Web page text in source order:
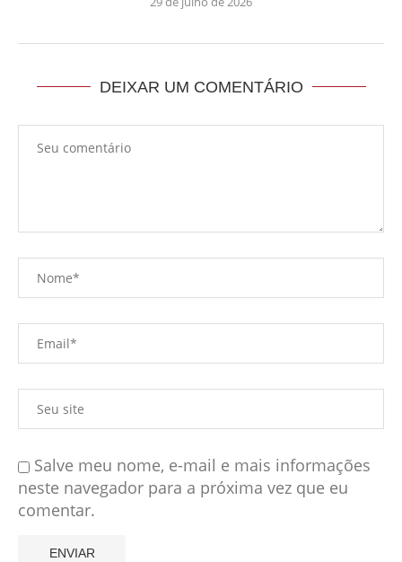
DEIXAR UM COMENTÁRIO
Salve meu nome, e-mail e mais informações
neste navegador para a próxima vez que eu
comentar.